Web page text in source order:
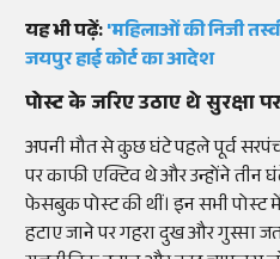
यह भी पढ़ें:'महिलाओं की निजी
जयपुर हाई कोर्ट का आदेश
पोस्ट के जरिए उठाए थे सुरक्षा
अपनी मौत से कुछ घंटे पहले पूर्व
पर काफी एक्टिव थे और उन्होंने तीन
फेसबुक पोस्ट की थीं। इन सभी पोस्ट
हटाए जाने पर गहरा दुख और गुस्सा